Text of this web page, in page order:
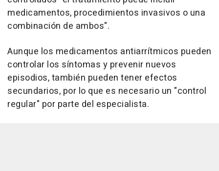
medicamentos, procedimientos invasivos o una
combinación de ambos".
Aunque los medicamentos antiarrítmicos pueden
controlar los síntomas y prevenir nuevos
episodios, también pueden tener efectos
secundarios, por lo que es necesario un "control
regular" por parte del especialista.